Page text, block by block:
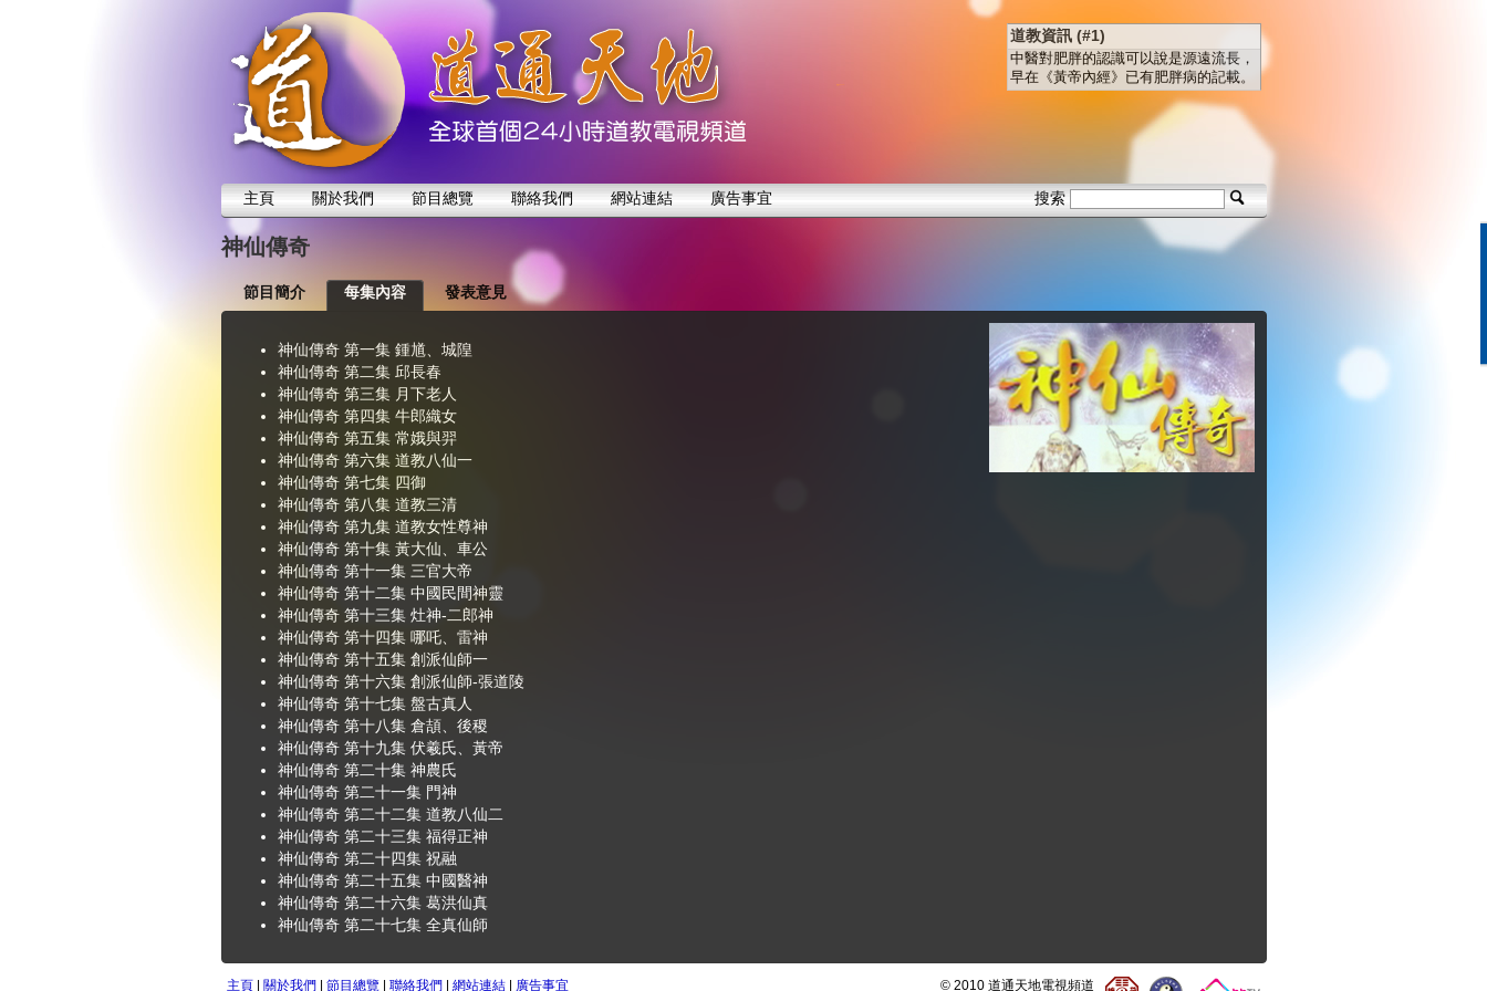
道教資訊 (#1)
中醫對肥胖的認識可以說是源遠流長，
早在《黃帝內經》已有肥胖病的記載。
主頁 關於我們 節目總覽 聯絡我們 網站連結 廣告事宜 搜索
神仙傳奇
節目簡介 每集內容 發表意見
神仙傳奇 第一集 鍾馗、城隍
神仙傳奇 第二集 邱長春
神仙傳奇 第三集 月下老人
神仙傳奇 第四集 牛郎織女
神仙傳奇 第五集 常娥與羿
神仙傳奇 第六集 道教八仙一
神仙傳奇 第七集 四御
神仙傳奇 第八集 道教三清
神仙傳奇 第九集 道教女性尊神
神仙傳奇 第十集 黃大仙、車公
神仙傳奇 第十一集 三官大帝
神仙傳奇 第十二集 中國民間神靈
神仙傳奇 第十三集 灶神-二郎神
神仙傳奇 第十四集 哪吒、雷神
神仙傳奇 第十五集 創派仙師一
神仙傳奇 第十六集 創派仙師-張道陵
神仙傳奇 第十七集 盤古真人
神仙傳奇 第十八集 倉頡、後稷
神仙傳奇 第十九集 伏羲氏、黃帝
神仙傳奇 第二十集 神農氏
神仙傳奇 第二十一集 門神
神仙傳奇 第二十二集 道教八仙二
神仙傳奇 第二十三集 福得正神
神仙傳奇 第二十四集 祝融
神仙傳奇 第二十五集 中國醫神
神仙傳奇 第二十六集 葛洪仙真
神仙傳奇 第二十七集 全真仙師
主頁| 關於我們| 節目總覽| 聯絡我們| 網站連結| 廣告事宜 © 2010 道通天地電視頻道